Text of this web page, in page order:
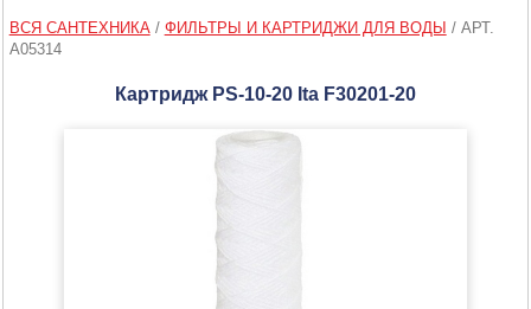
ВСЯ САНТЕХНИКА/ ФИЛЬТРЫ И КАРТРИДЖИ ДЛЯ ВОДЫ / АРТ.
A05314
Картридж PS-10-20 Ita F30201-20